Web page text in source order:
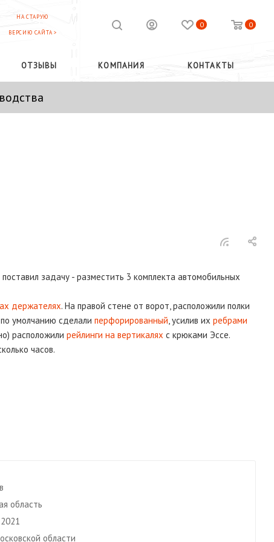
НА СТАРУЮ
ВЕРСИЮ САЙТА >
0 0
ОТЗЫВЫ КОМПАНИЯ КОНТАКТЫ
задачу - разместить 3 комплекта автомобильных
держателях. На правой стене от ворот, расположили полки
умолчанию сделали перфорированный, усилив их ребрами
расположили рейлинги на вертикалях с крюками Эссе.
часов.
область
области